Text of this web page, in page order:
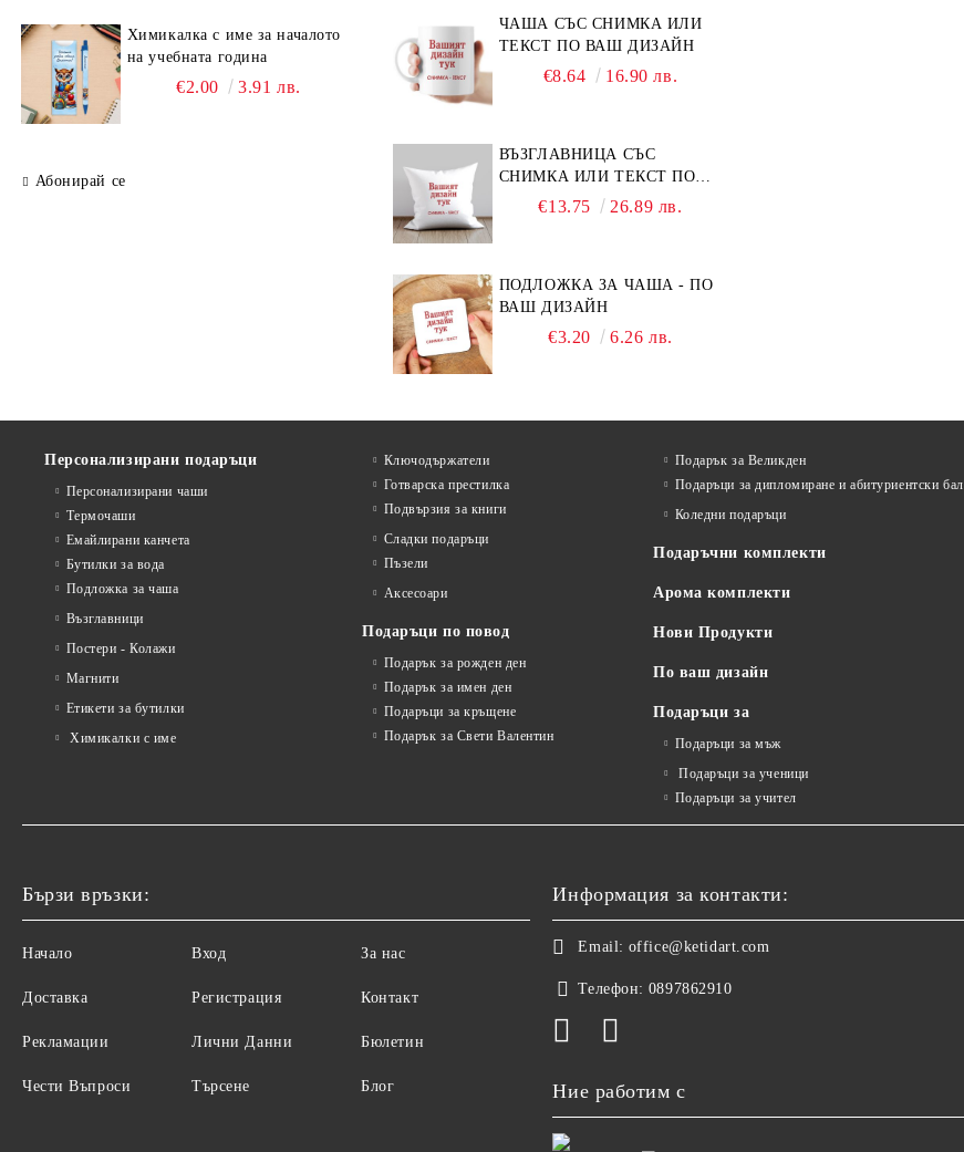
Химикалка с име за началото
на учебната година
€2.00 3.91 лв.
Абонирай се
ЧАША СЪС СНИМКА ИЛИ
ТЕКСТ ПО ВАШ ДИЗАЙН
€8.64 16.90 лв.
ВЪЗГЛАВНИЦА СЪС
СНИМКА ИЛИ ТЕКСТ ПО
ВАШ ДИЗАЙН
€13.75 26.89 лв.
ПОДЛОЖКА ЗА ЧАША - ПО
ВАШ ДИЗАЙН
€3.20 6.26 лв.
Персонализирани подаръци
Персонализирани чаши
Термочаши
Емайлирани канчета
Бутилки за вода
Подложка за чаша
Възглавници
Постери - Колажи
Магнити
Етикети за бутилки
Химикалки с име
Ключодържатели
Готварска престилка
Подвързия за книги
Сладки подаръци
Пъзели
Аксесоари
Подаръци по повод
Подарък за рожден ден
Подарък за имен ден
Подаръци за кръщене
Подарък за Свети Валентин
Подарък за Великден
Подаръци за дипломиране и абитуриентски бал
Коледни подаръци
Подаръчни комплекти
Арома комплекти
Нови Продукти
По ваш дизайн
Подаръци за
Подаръци за мъж
Подаръци за ученици
Подаръци за учител
Бързи връзки:
Начало
Доставка
Рекламации
Чести Въпроси
Вход
Регистрация
Лични Данни
Търсене
За нас
Контакт
Бюлетин
Блог
Информация за контакти:
Email: office@ketidart.com
Телефон: 0897862910
Ние работим с